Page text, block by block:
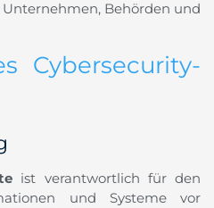
Unternehmen, Behörden und
Cybersecurity-
ist verantwortlich für den
und Systeme vor